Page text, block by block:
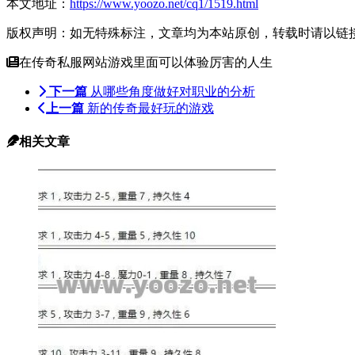
本文地址： https://www.yoozo.net/cq1/1519.html
版权声明：如无特殊标注，文章均为本站原创，转载时请以链
在传奇私服网站游戏里面可以体验厉害的人生
下一篇 从哪些角度做好对职业的分析
上一篇 新的传奇最好玩的游戏
相关文章